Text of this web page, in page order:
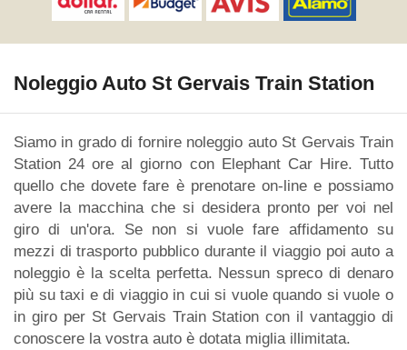
Noleggio Auto St Gervais Train Station
Siamo in grado di fornire noleggio auto St Gervais Train
Station 24 ore al giorno con Elephant Car Hire. Tutto
quello che dovete fare è prenotare on-line e possiamo
avere la macchina che si desidera pronto per voi nel
giro di un'ora. Se non si vuole fare affidamento su
mezzi di trasporto pubblico durante il viaggio poi auto a
noleggio è la scelta perfetta. Nessun spreco di denaro
più su taxi e di viaggio in cui si vuole quando si vuole o
in giro per St Gervais Train Station con il vantaggio di
conoscere la vostra auto è dotata miglia illimitata.